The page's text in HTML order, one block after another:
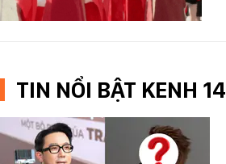
TIN NỔI BẬT KENH 14